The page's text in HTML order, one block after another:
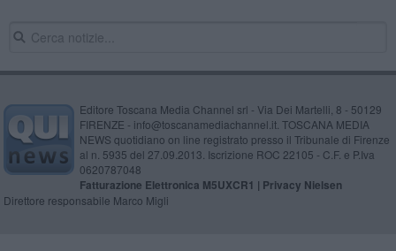
Editore Toscana Media Channel srl - Via Dei Martelli, 8 - 50129
FIRENZE - info@toscanamediachannel.it. TOSCANA MEDIA
NEWS quotidiano on line registrato presso il Tribunale di Firenze
al n. 5935 del 27.09.2013. Iscrizione ROC 22105 - C.F. e P.Iva
0620787048
Fatturazione Elettronica M5UXCR1 | Privacy Nielsen
Direttore responsabile Marco Migli